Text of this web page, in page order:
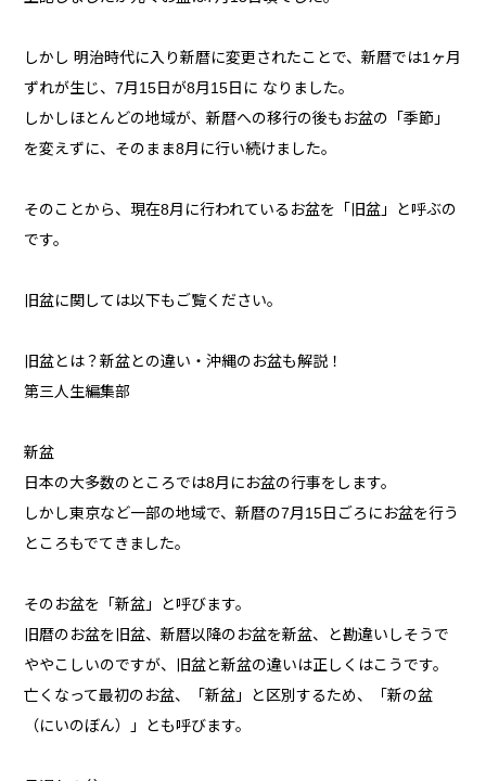
しかし 明治時代に入り新暦に変更されたことで、新暦では1ヶ月
ずれが生じ、7月15日が8月15日に なりました。
しかしほとんどの地域が、新暦への移行の後もお盆の「季節」
を変えずに、そのまま8月に行い続けました。
そのことから、現在8月に行われているお盆を「旧盆」と呼ぶの
です。
旧盆に関しては以下もご覧ください。
旧盆とは？新盆との違い・沖縄のお盆も解説！
第三人生編集部
新盆
日本の大多数のところでは8月にお盆の行事をします。
しかし東京など一部の地域で、新暦の7月15日ごろにお盆を行う
ところもでてきました。
そのお盆を「新盆」と呼びます。
旧暦のお盆を旧盆、新暦以降のお盆を新盆、と勘違いしそうで
ややこしいのですが、旧盆と新盆の違いは正しくはこうです。
亡くなって最初のお盆、「新盆」と区別するため、「新の盆
（にいのぼん）」とも呼びます。